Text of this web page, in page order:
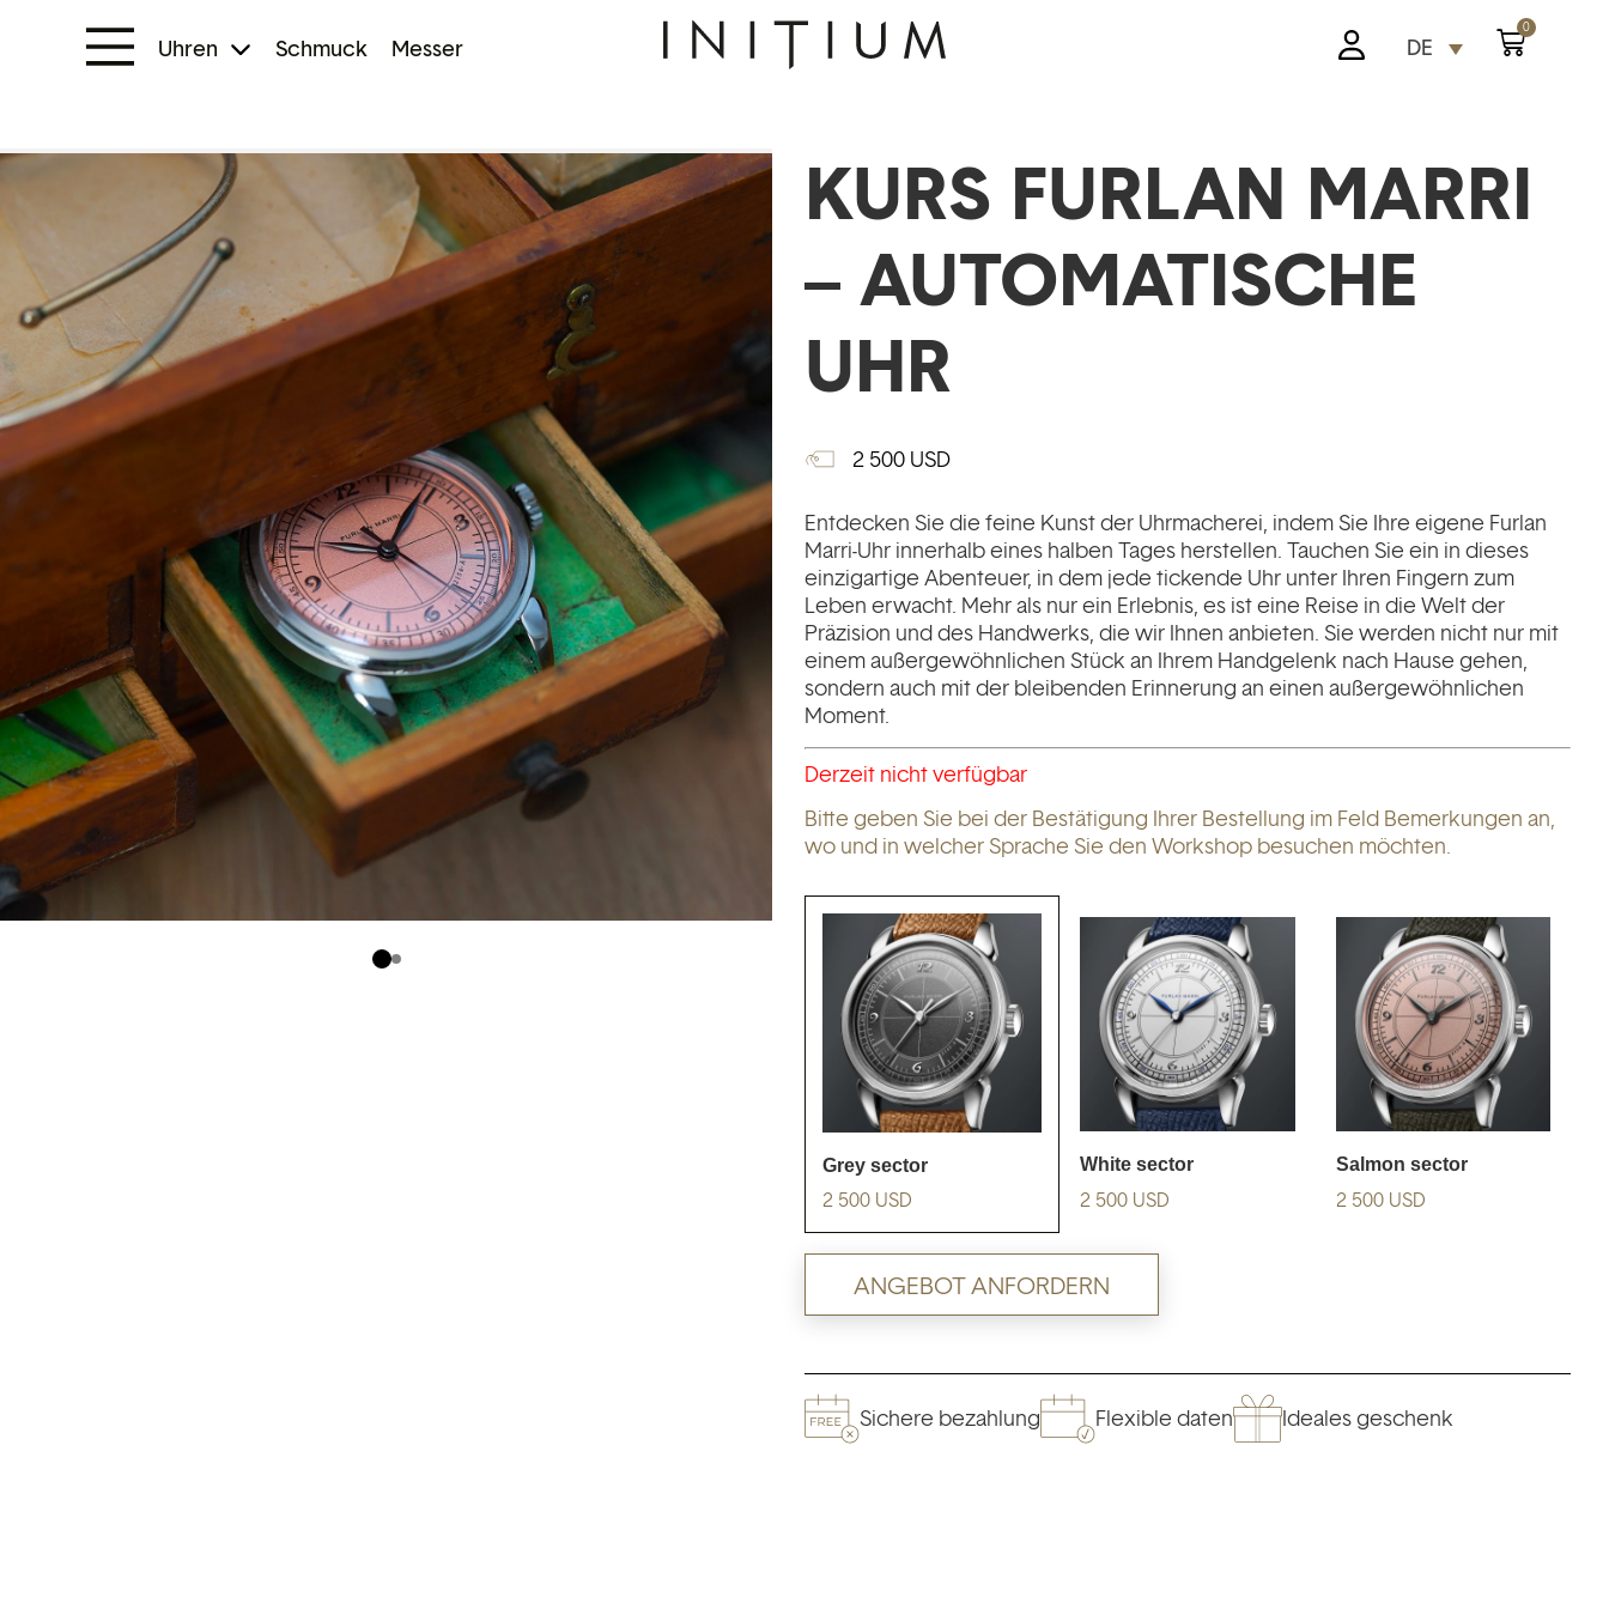
Uhren Schmuck Messer DE
0
KURS FURLAN MARRI
– AUTOMATISCHE
UHR
2 500 USD
Entdecken Sie die feine Kunst der Uhrmacherei, indem Sie Ihre eigene Furlan
Marri-Uhr innerhalb eines halben Tages herstellen. Tauchen Sie ein in dieses
einzigartige Abenteuer, in dem jede tickende Uhr unter Ihren Fingern zum
Leben erwacht. Mehr als nur ein Erlebnis, es ist eine Reise in die Welt der
Präzision und des Handwerks, die wir Ihnen anbieten. Sie werden nicht nur mit
einem außergewöhnlichen Stück an Ihrem Handgelenk nach Hause gehen,
sondern auch mit der bleibenden Erinnerung an einen außergewöhnlichen
Moment.
Derzeit nicht verfügbar
Bitte geben Sie bei der Bestätigung Ihrer Bestellung im Feld Bemerkungen an,
wo und in welcher Sprache Sie den Workshop besuchen möchten.
Wählen Sie, wo Sie den Kurs absolvieren möchten:
grey sector
2 500 USD
white sector
2 500 USD
salmon sector
2 500 USD
ANGEBOT ANFORDERN
Sichere bezahlung Flexible daten Ideales geschenk